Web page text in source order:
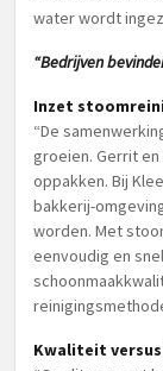
water wordt
“Bedrijven
Inzet
“De
groeien. Gerrit
oppakken. Bij
bakkerij-
worden. Met
eenvoudig en
Kwaliteit